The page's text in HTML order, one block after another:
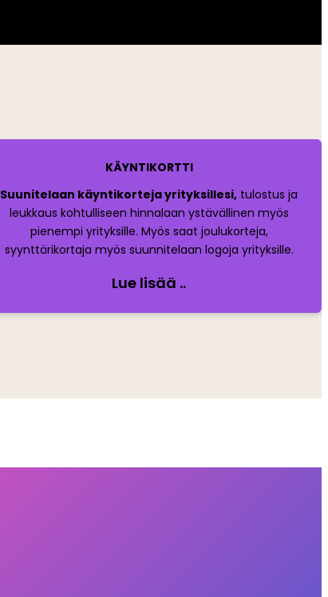
KÄYNTIKORTTI
Suunitelaan käyntikorteja yrityksillesi, tulostus ja
leukkaus kohtulliseen hinnalaan ystävällinen myös
pienempi yrityksille. Myös saat joulukorteja,
syynttärikortaja myös suunnitelaan logoja yrityksille.
Lue lisää ..